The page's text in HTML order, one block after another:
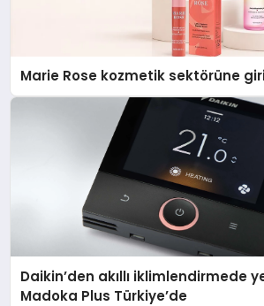
Marie Rose kozmetik sektörüne
Daikin’den akıllı iklimlendirmede
Madoka Plus Türkiye’de